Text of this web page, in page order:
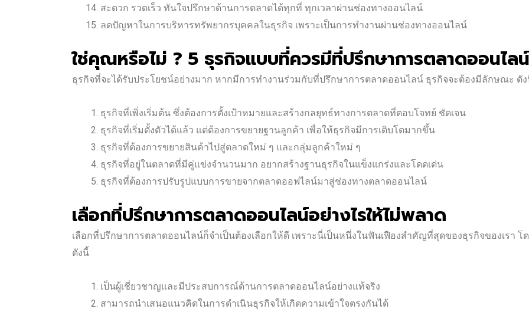
สะดวก รวดเร็ว ทันใจปรึกษาด้านการตลาดได้ทุกที่ ทุกเวลาผ่านช่องทางออนไลน์
ลดปัญหาในการบริหารทรัพยากรบุคคลในธุรกิจ เพราะเป็นการทำงานผ่านช่องทางออนไลน์
ใช่คุณหรือไม่ ? 5 ธุรกิจแบบที่ควรมีที่ปรึกษาการตลาดออนไลน์
ธุรกิจที่จะได้รับประโยชน์อย่างมาก หากมีการทำงานร่วมกับที่ปรึกษาการตลาดออนไลน์ ธุรกิจจะต้องมีลักษณะ ดั
ธุรกิจที่เพิ่งเริ่มต้น ซึ่งต้องการตั้งเป้าหมายและสร้างกลยุทธ์ทางการตลาดที่ตอบโจทย์ ชัดเจน
ธุรกิจที่เริ่มตั้งตัวได้แล้ว แต่ต้องการขยายฐานลูกค้า เพื่อให้ธุรกิจมีการเติบโตมากขึ้น
ธุรกิจที่ต้องการขยายสินค้าไปสู่ตลาดใหม่ ๆ และกลุ่มลูกค้าใหม่ ๆ
ธุรกิจที่อยู่ในตลาดที่มีคู่แข่งจำนวนมาก อยากสร้างฐานธุรกิจในแข็งแกร่งและโดดเด่น
ธุรกิจที่ต้องการปรับรูปแบบการขายจากตลาดออฟไลน์มาสู่ช่องทางตลาดออนไลน์
เลือกที่ปรึกษาการตลาดออนไลน์อย่างไรให้ไม่พลาด
เลือกที่ปรึกษาการตลาดออนไลน์ก็จำเป็นต้องเลือกให้ดี เพราะนี่เป็นหนึ่งในฟันเฟืองสำคัญที่สุดของธุรกิจของเร
ดังนี้
เป็นผู้เชี่ยวชาญและมีประสบการณ์ด้านการตลาดออนไลน์อย่างแท้จริง
สามารถนำเสนอแนวคิดในการดำเนินธุรกิจให้เกิดความเข้าใจตรงกันได้